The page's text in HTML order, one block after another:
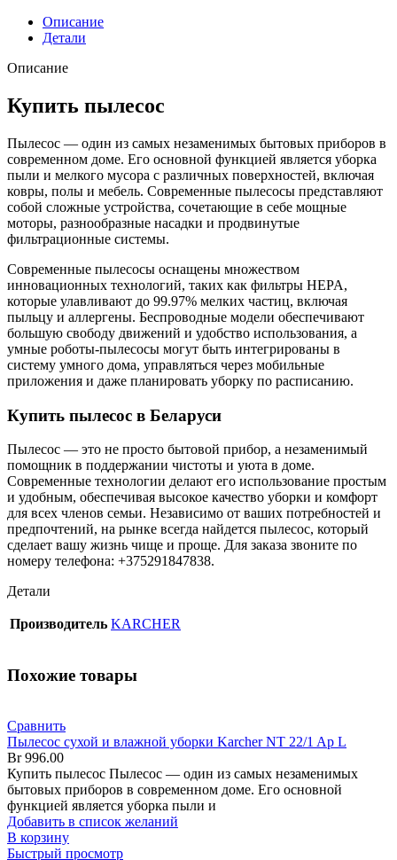
Описание
Детали
Описание
Купить пылесос
Пылесос — один из самых незаменимых бытовых приборов в
современном доме. Его основной функцией является уборка
пыли и мелкого мусора с различных поверхностей, включая
ковры, полы и мебель. Современные пылесосы представляют
собой сложные устройства, сочетающие в себе мощные
моторы, разнообразные насадки и продвинутые
фильтрационные системы.
Современные пылесосы оснащены множеством
инновационных технологий, таких как фильтры HEPA,
которые улавливают до 99.97% мелких частиц, включая
пыльцу и аллергены. Беспроводные модели обеспечивают
большую свободу движений и удобство использования, а
умные роботы-пылесосы могут быть интегрированы в
систему умного дома, управляться через мобильные
приложения и даже планировать уборку по расписанию.
Купить пылесос в Беларуси
Пылесос — это не просто бытовой прибор, а незаменимый
помощник в поддержании чистоты и уюта в доме.
Современные технологии делают его использование простым
и удобным, обеспечивая высокое качество уборки и комфорт
для всех членов семьи. Независимо от ваших потребностей и
предпочтений, на рынке всегда найдется пылесос, который
сделает вашу жизнь чище и проще. Для заказа звоните по
номеру телефона: +375291847838.
Детали
Производитель KARCHER
Похожие товары
Сравнить
Пылесос сухой и влажной уборки Karcher NT 22/1 Ap L
Br996.00
Купить пылесос Пылесос — один из самых незаменимых
бытовых приборов в современном доме. Его основной
функцией является уборка пыли и
Добавить в список желаний
В корзину
Быстрый просмотр